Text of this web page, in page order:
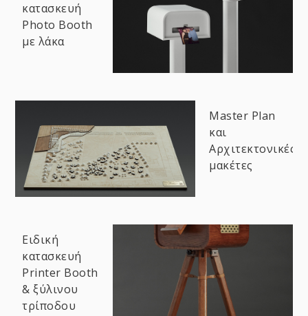
κατασκευή
Photo Booth
με λάκα
Master Plan
και
Αρχιτεκτονικές
μακέτες
Ειδική
κατασκευή
Printer Booth
& ξύλινου
τρίποδου